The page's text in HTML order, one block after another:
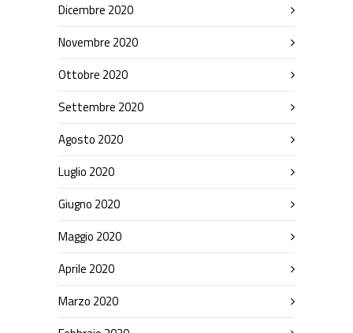
Dicembre 2020
Novembre 2020
Ottobre 2020
Settembre 2020
Agosto 2020
Luglio 2020
Giugno 2020
Maggio 2020
Aprile 2020
Marzo 2020